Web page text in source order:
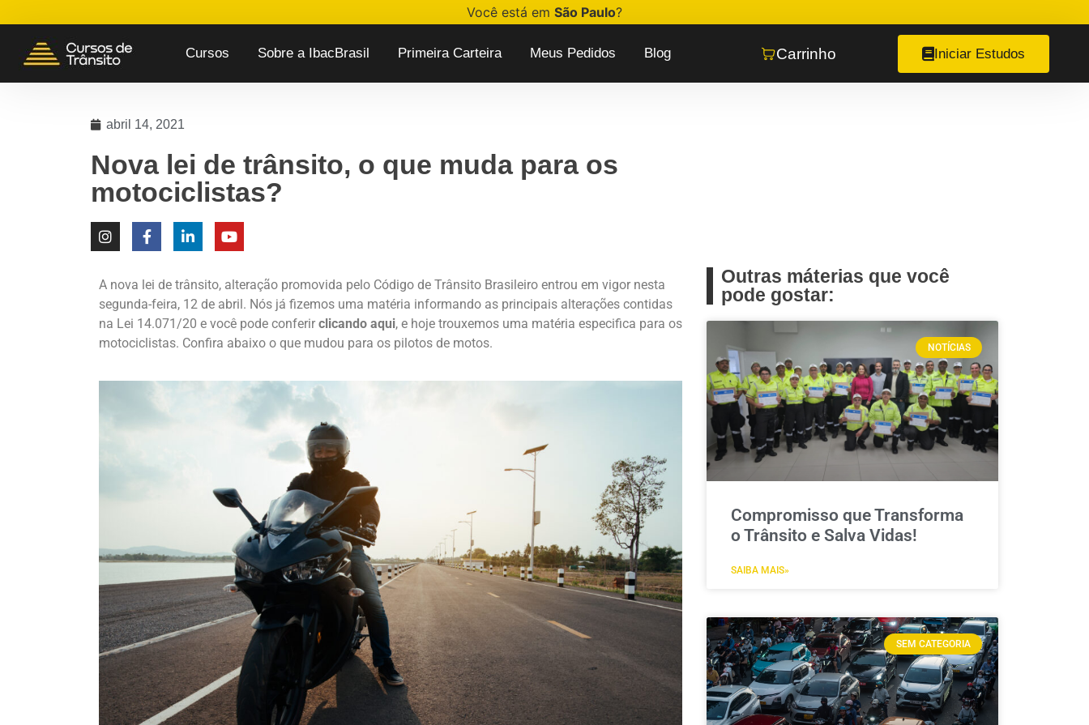
Você está em São Paulo?
Cursos Sobre a IbacBrasil Primeira Carteira Meus Pedidos Blog Carrinho Iniciar Estudos
abril 14, 2021
Nova lei de trânsito, o que muda para os
motociclistas?
A nova lei de trânsito, alteração promovida pelo Código de Trânsito Brasileiro entrou em vigor nesta
segunda-feira, 12 de abril. Nós já fizemos uma matéria informando as principais alterações contidas
na Lei 14.071/20 e você pode conferir clicando aqui, e hoje trouxemos uma matéria especifica para os
motociclistas. Confira abaixo o que mudou para os pilotos de motos.
Outras máterias que você
pode gostar:
NOTÍCIAS
Compromisso que Transforma
o Trânsito e Salva Vidas!
SAIBA MAIS»
SEM CATEGORIA